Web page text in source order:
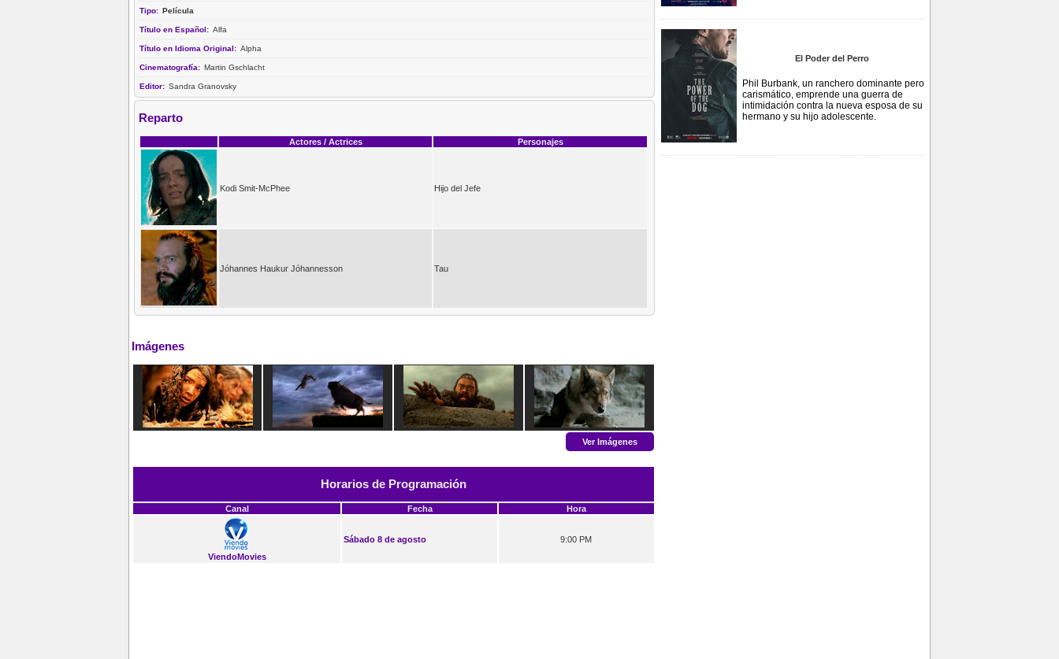
Tipo: Película
Título en Español: Alfa
Título en Idioma Original: Alpha
Cinematografía: Martin Gschlacht
Editor: Sandra Granovsky
Reparto
Actores / Actrices Personajes
Kodi Smit-McPhee Hijo del Jefe
Jóhannes Haukur Jóhannesson Tau
Imágenes
Ver Imágenes
Horarios de Programación
Canal Fecha Hora
ViendoMovies
Sábado 8 de agosto 9:00 PM
El Poder del Perro
Phil Burbank, un ranchero dominante pero
carismático, emprende una guerra de
intimidación contra la nueva esposa de su
hermano y su hijo adolescente.